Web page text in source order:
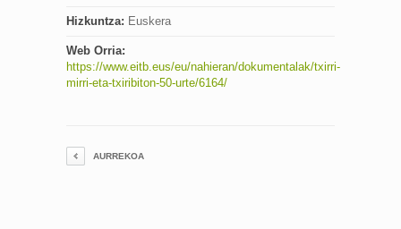
Hizkuntza: Euskera
Web Orria:
https://www.eitb.eus/eu/nahieran/dokumentalak/txirri-
mirri-eta-txiribiton-50-urte/6164/
AURREKOA